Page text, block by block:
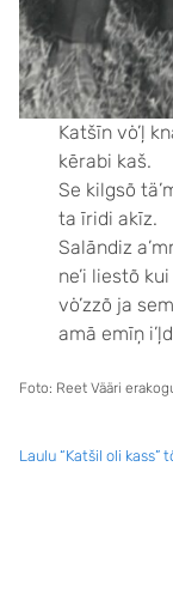
Katšīn vȯ’ļ
kērabi kaš.
Se kilgsõ
ta īridi akīz.
Salāndiz
ne’i liestõ
vȯ’zzõ ja
amā emīņ
Foto: Reet Vääri
Laulu “Katšil oli kass”